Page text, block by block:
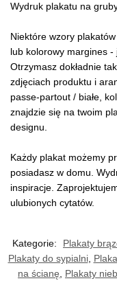
Wydruk plakatu na
Niektóre wzory
lub kolorowy margines
Otrzymasz dokładnie
zdjęciach produktu i
passe-partout / białe,
znajdzie się na twoim
designu.
Każdy plakat możemy
posiadasz w domu.
inspiracje.
ulubionych cytatów.
Kategorie:
Plakaty
Plakaty do sypialni,
na ścianę, Plakaty